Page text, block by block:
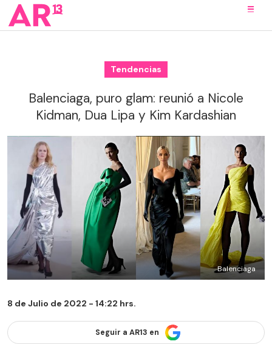
Tendencias
Balenciaga, puro glam: reunió a Nicole
Kidman, Dua Lipa y Kim Kardashian
Balenciaga
8 de Julio de 2022 - 14:22 hrs.
Seguir a AR13 en